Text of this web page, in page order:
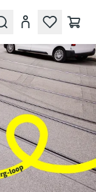
SearchAccount